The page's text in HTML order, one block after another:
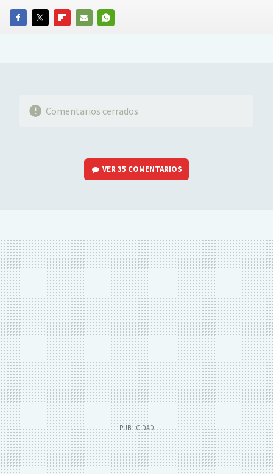
FACEBOOKTWITTERFLIPBOARD
E-
WHATSAPP
Comentarios cerrados
VER35 COMENTARIOS